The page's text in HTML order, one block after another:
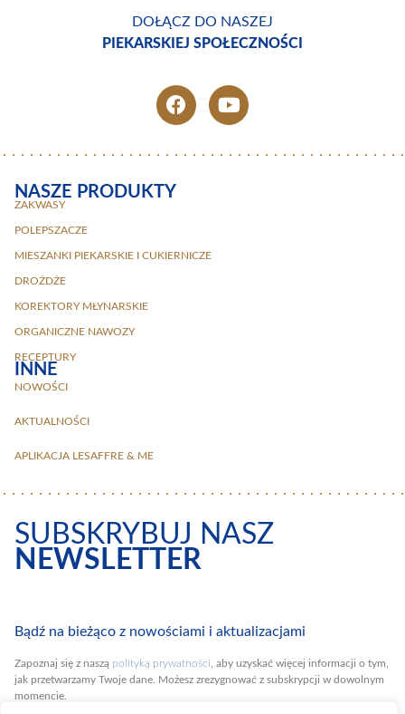
DOŁĄCZ DO NASZEJ
PIEKARSKIEJ SPOŁECZNOŚCI
NASZE PRODUKTY
ZAKWASY
POLEPSZACZE
MIESZANKI PIEKARSKIE I CUKIERNICZE
DROŻDŻE
KOREKTORY MŁYNARSKIE
ORGANICZNE NAWOZY
RECEPTURY
INNE
NOWOŚCI
AKTUALNOŚCI
APLIKACJA LESAFFRE & ME
SUBSKRYBUJ NASZ
NEWSLETTER
Bądź na bieżąco z nowościami i aktualizacjami
Zapoznaj się z naszą polityką prywatności , aby uzyskać więcej informacji o tym,
jak przetwarzamy Twoje dane. Możesz zrezygnować z subskrypcji w dowolnym
momencie.